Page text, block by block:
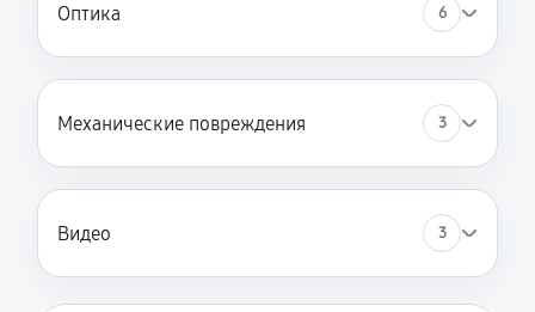
Оптика 6
Механические повреждения 3
Видео 3